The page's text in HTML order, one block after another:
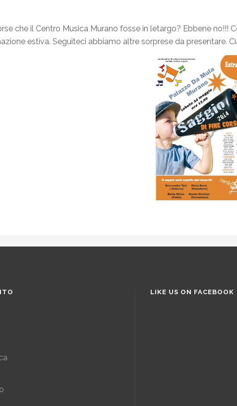
che il Centro Musica Murano fosse in letargo? Ebbene
estiva. Seguiteci abbiamo altre sorprese da presentare.
LIKE US ON FACEBOOK